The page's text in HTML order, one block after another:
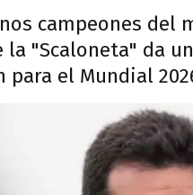
campeones del
"Scaloneta" da
para el Mundial